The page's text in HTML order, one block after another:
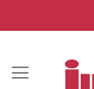
contenido